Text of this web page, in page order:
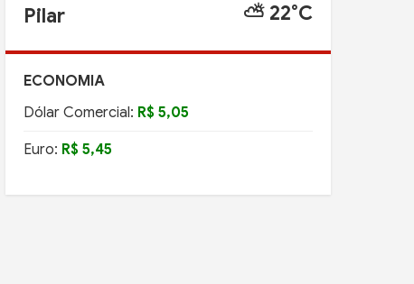
Pilar ⛅ 22°C
ECONOMIA
Dólar Comercial: R$ 5,05
Euro: R$ 5,45